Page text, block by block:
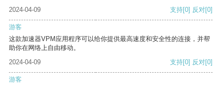
2024-04-09
支持[0] 反对[0]
游客
这款加速器VPM应用程序可以给你提供最高速度和安全性的连接，并帮
助你在网络上自由移动。
2024-04-09
支持[0] 反对[0]
游客